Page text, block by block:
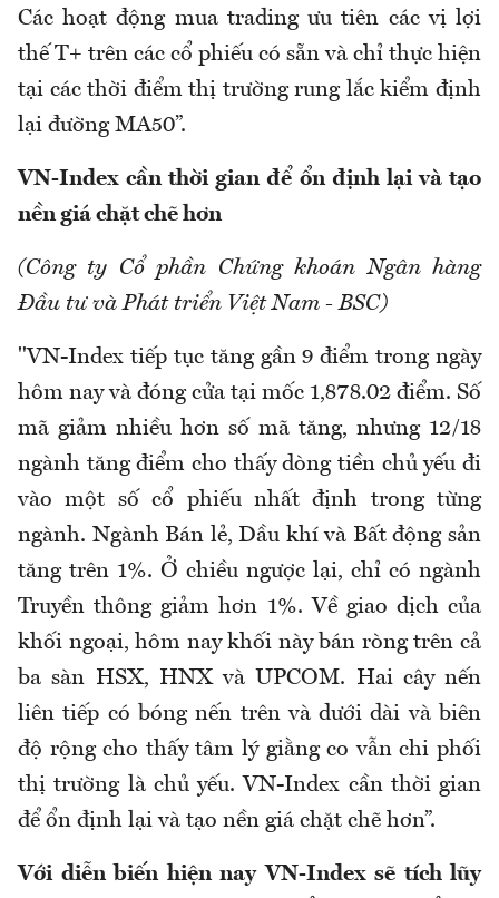
Các hoạt động mua trading ưu tiên các vị lợi
thế T+ trên các cổ phiếu có sẵn và chỉ thực hiện
tại các thời điểm thị trường rung lắc kiểm định
lại đường MA50”.
VN-Index cần thời gian để ổn định lại và tạo
nền giá chặt chẽ hơn
(Công ty Cổ phần Chứng khoán Ngân hàng
Đầu tư và Phát triển Việt Nam - BSC)
"VN-Index tiếp tục tăng gần 9 điểm trong ngày
hôm nay và đóng cửa tại mốc 1,878.02 điểm. Số
mã giảm nhiều hơn số mã tăng, nhưng 12/18
ngành tăng điểm cho thấy dòng tiền chủ yếu đi
vào một số cổ phiếu nhất định trong từng
ngành. Ngành Bán lẻ, Dầu khí và Bất động sản
tăng trên 1%. Ở chiều ngược lại, chỉ có ngành
Truyền thông giảm hơn 1%. Về giao dịch của
khối ngoại, hôm nay khối này bán ròng trên cả
ba sàn HSX, HNX và UPCOM. Hai cây nến
liên tiếp có bóng nến trên và dưới dài và biên
độ rộng cho thấy tâm lý giằng co vẫn chi phối
thị trường là chủ yếu. VN-Index cần thời gian
để ổn định lại và tạo nền giá chặt chẽ hơn”.
Với diễn biến hiện nay VN-Index sẽ tích lũy